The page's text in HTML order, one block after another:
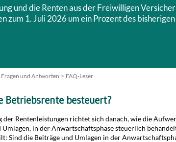
und die Renten aus der Freiwilligen
zum 1. Juli 2026 um ein Prozent des
Fragen und Antworten FAQ-Leser
Betriebsrente besteuert?
der Rentenleistungen richtet sich danach, wie die
Umlagen, in der Anwartschaftsphase steuerlich
Sind die Beiträge und Umlagen in der